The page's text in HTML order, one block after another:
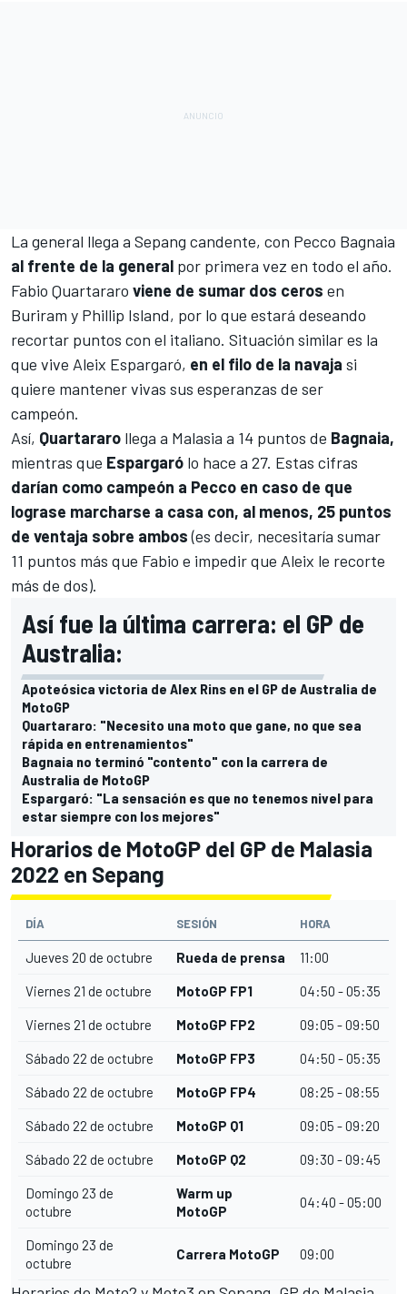
La general llega a Sepang candente, con Pecco Bagnaia
al frente de la general por primera vez en todo el año.
Fabio Quartararo viene de sumar dos ceros en
Buriram y Phillip Island, por lo que estará deseando
recortar puntos con el italiano. Situación similar es la
que vive Aleix Espargaró, en el filo de la navaja si
quiere mantener vivas sus esperanzas de ser
campeón.
Así, Quartararo llega a Malasia a 14 puntos de Bagnaia,
mientras que Espargaró lo hace a 27. Estas cifras
darían como campeón a Pecco en caso de que
lograse marcharse a casa con, al menos, 25 puntos
de ventaja sobre ambos(es decir, necesitaría sumar
11 puntos más que Fabio e impedir que Aleix le recorte
más de dos).
Así fue la última carrera: el GP de
Australia:
Apoteósica victoria de Alex Rins en el GP de Australia de
MotoGP
Quartararo: "Necesito una moto que gane, no que sea
rápida en entrenamientos"
Bagnaia no terminó "contento" con la carrera de
Australia de MotoGP
Espargaró: "La sensación es que no tenemos nivel para
estar siempre con los mejores"
Horarios de MotoGP del GP de Malasia
2022 en Sepang
DÍA SESIÓN HORA
Jueves 20 de octubre Rueda de prensa 11:00
Viernes 21 de octubre MotoGP FP1 04:50 - 05:35
Viernes 21 de octubre MotoGP FP2 09:05 - 09:50
Sábado 22 de octubre MotoGP FP3 04:50 - 05:35
Sábado 22 de octubre MotoGP FP4 08:25 - 08:55
Sábado 22 de octubre MotoGP Q1 09:05 - 09:20
Sábado 22 de octubre MotoGP Q2 09:30 - 09:45
Domingo 23 de
octubre
Warm up
MotoGP
04:40 - 05:00
Domingo 23 de
octubre
Carrera MotoGP 09:00